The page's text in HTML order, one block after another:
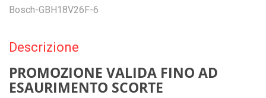
Bosch-GBH18V26F-6
Descrizione
PROMOZIONE VALIDA FINO AD
ESAURIMENTO SCORTE